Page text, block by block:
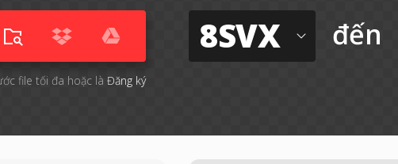
file tối đa hoặc là Đăng ký
8SVX đến